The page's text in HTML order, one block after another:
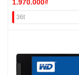
1.970.000₫
36t